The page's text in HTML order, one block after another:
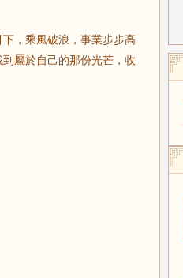
，乘風破浪，事業步步高
屬於自己的那份光芒，收